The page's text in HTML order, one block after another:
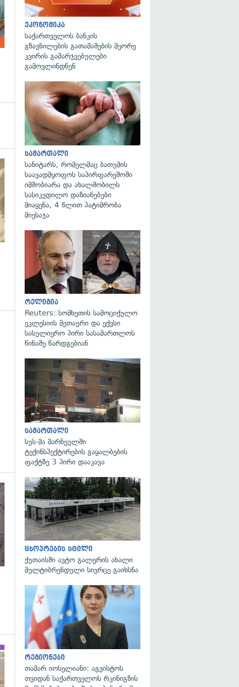
გადახედვა
ეკონომიკა
საქართველოს ბანკის
გზავნილების გათამაშების მეორე
კვირის გამარჯვებულები
გამოვლინდნენ
სამართალი
სანიტარს, რომელმაც ბათუმის
საავადმყოფოს საპირფარეშოში
იმშობიარა და ახალშობილს
სასიკვდილო დაზიანებები
მიაყენა, 4 წლით პატიმრობა
მიესაჯა
რელიგია
Reuters: სომხეთის სამოციქულო
ეკლესიის მეთაური და ექვსი
სასულიერო პირი სასამართლოს
წინაშე წარდგებიან
სამართალი
სუს-მა მარნეულში
ტექინსპექტირების გაყალბების
ფაქტზე 3 პირი დააკავა
ცხოვრების სტილი
ქუთაისში ავტო გალერის ახალი
მულტიბრენდული სივრცე გაიხსნა
რეგიონები
თამარ იოსელიანი: აგვისტოს
თვიდან საქართველოს რკინიგზის